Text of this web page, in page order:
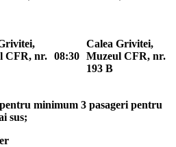
CFR, nr. 08:30
Calea Grivitei,
Muzeul CFR, nr.
193 B
minimum 3 pasageri pentru
sus;